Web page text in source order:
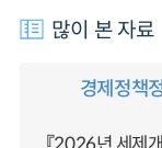
많이 본 자료
경제정책